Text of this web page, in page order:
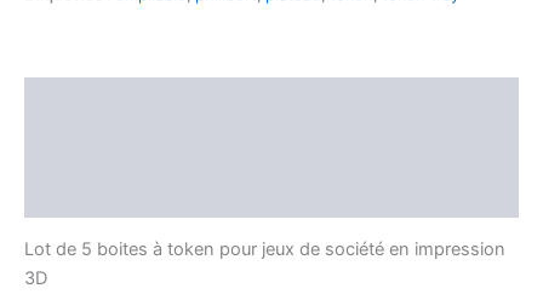
Lot de 5 boites à token pour jeux de société en impression
3D